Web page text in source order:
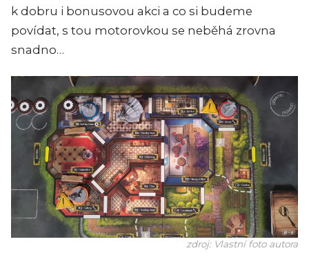
k dobru i bonusovou akci a co si budeme
povídat, s tou motorovkou se neběhá zrovna
snadno…
zdroj: Vlastní foto autora